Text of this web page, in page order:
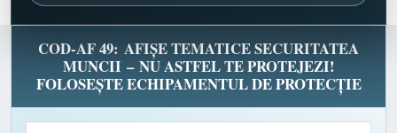
COD-AF 49: AFIȘE TEMATICE SECURITATEA
MUNCII – NU ASTFEL TE PROTEJEZI!
FOLOSEȘTE ECHIPAMENTUL DE PROTECȚIE